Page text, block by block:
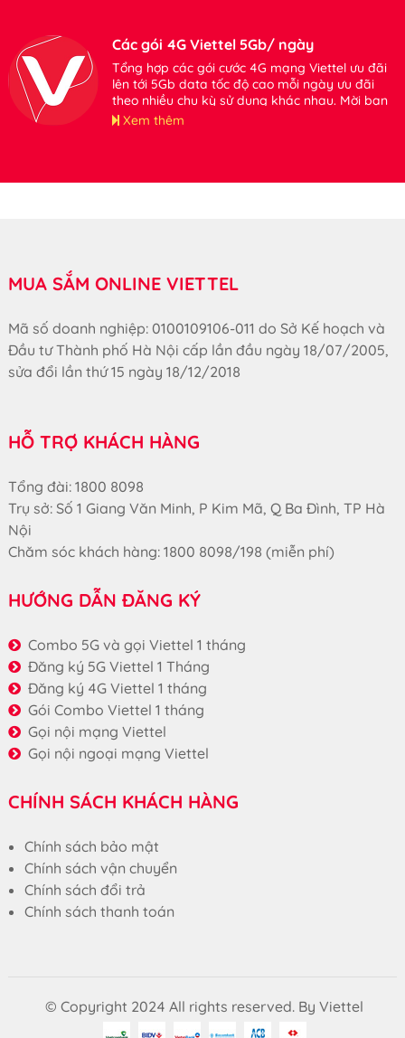
Các gói 4G Viettel 5Gb/ ngày
Tổng hợp các gói cước 4G mạng Viettel ưu đãi
lên tới 5Gb data tốc độ cao mỗi ngày ưu đãi
theo nhiều chu kỳ sử dụng khác nhau. Mời bạn
tham khảo.
Xem thêm
MUA SẮM ONLINE VIETTEL
Mã số doanh nghiệp: 0100109106-011 do Sở Kế hoạch và
Đầu tư Thành phố Hà Nội cấp lần đầu ngày 18/07/2005,
sửa đổi lần thứ 15 ngày 18/12/2018
HỖ TRỢ KHÁCH HÀNG
Tổng đài: 1800 8098
Trụ sở: Số 1 Giang Văn Minh, P Kim Mã, Q Ba Đình, TP Hà
Nội
Chăm sóc khách hàng: 1800 8098/198 (miễn phí)
HƯỚNG DẪN ĐĂNG KÝ
Combo 5G và gọi Viettel 1 tháng
Đăng ký 5G Viettel 1 Tháng
Đăng ký 4G Viettel 1 tháng
Gói Combo Viettel 1 tháng
Gọi nội mạng Viettel
Gọi nội ngoại mạng Viettel
CHÍNH SÁCH KHÁCH HÀNG
Chính sách bảo mật
Chính sách vận chuyển
Chính sách đổi trả
Chính sách thanh toán
© Copyright 2024 All rights reserved. By Viettel